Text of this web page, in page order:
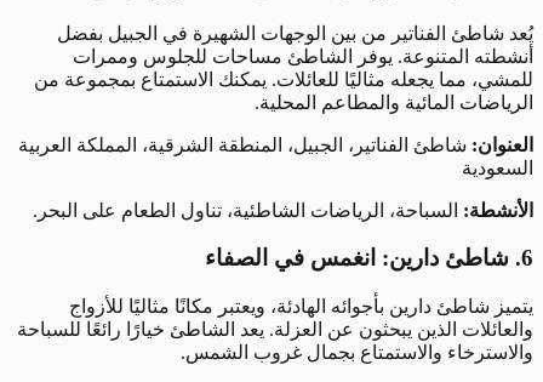
يُعد شاطئ الفناتير من بين الوجهات الشهيرة في الجبيل بفضل
أنشطته المتنوعة. يوفر الشاطئ مساحات للجلوس وممرات
للمشي، مما يجعله مثاليًا للعائلات. يمكنك الاستمتاع بمجموعة من
الرياضات المائية والمطاعم المحلية.
العنوان: شاطئ الفناتير، الجبيل، المنطقة الشرقية، المملكة العربية
السعودية
الأنشطة: السباحة، الرياضات الشاطئية، تناول الطعام على البحر.
6. شاطئ دارين: انغمس في الصفاء
يتميز شاطئ دارين بأجوائه الهادئة، ويعتبر مكانًا مثاليًا للأزواج
والعائلات الذين يبحثون عن العزلة. يعد الشاطئ خيارًا رائعًا للسباحة
والاسترخاء والاستمتاع بجمال غروب الشمس.